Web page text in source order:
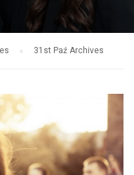
31st Paź Archives